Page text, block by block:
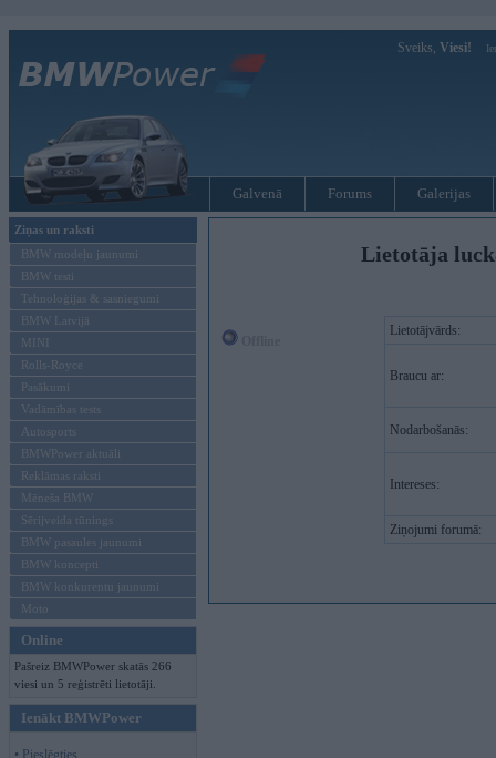
Sveiks, Viesi!
Galvenā Forums Galerijas
Ziņas un raksti
BMW modeļu jaunumi
BMW testi
Tehnoloģijas & sasniegumi
BMW Latvijā
MINI
Rolls-Royce
Pasākumi
Vadāmības tests
Autosports
BMWPower aktuāli
Reklāmas raksti
Mēneša BMW
Sērijveida tūnings
BMW pasaules jaunumi
BMW koncepti
BMW konkurentu jaunumi
Moto
Online
Pašreiz BMWPower skatās 266
viesi un 5 reģistrēti lietotāji.
Ienākt BMWPower
• Pieslēgties
Lietotāja
Lietotājvārds:
Braucu ar:
Nodarbošanās:
Intereses:
Ziņojumi forumā: